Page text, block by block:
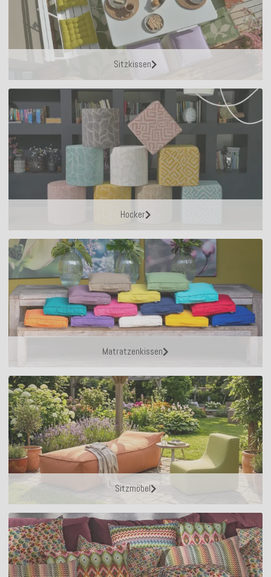
Sitzkissen
Hocker
Matratzenkissen
Sitzmöbel